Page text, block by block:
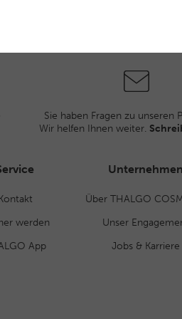
Sie haben Fragen zu unseren
Wir helfen Ihnen weiter.
werden
App
Unternehmen
Über THALGO
Unser
Jobs & Karriere